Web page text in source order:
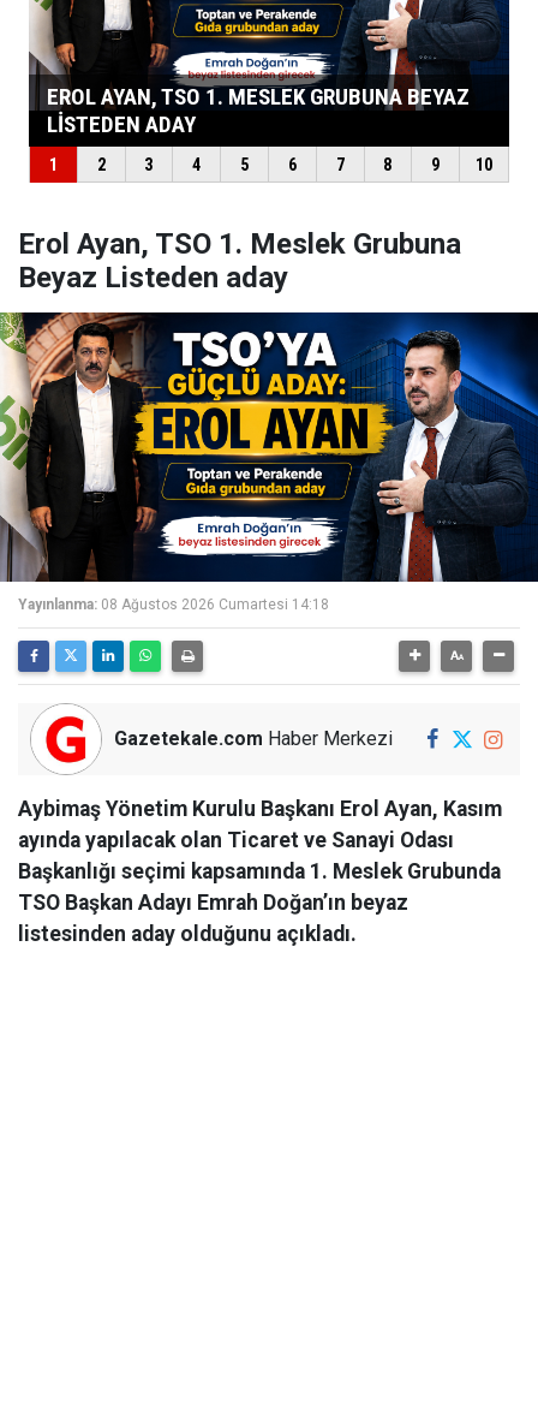
Erol Ayan, TSO 1. Meslek Grubuna
Beyaz Listeden aday
Yayınlanma: 08 Ağustos 2026 Cumartesi 14:18
Gazetekale.com Haber Merkezi
Aybimaş Yönetim Kurulu Başkanı Erol Ayan, Kasım
ayında yapılacak olan Ticaret ve Sanayi Odası
Başkanlığı seçimi kapsamında 1. Meslek Grubunda
TSO Başkan Adayı Emrah Doğan’ın beyaz
listesinden aday olduğunu açıkladı.